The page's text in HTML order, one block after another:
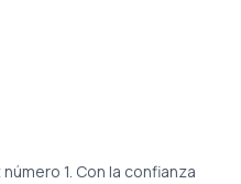
1. Con la confianza